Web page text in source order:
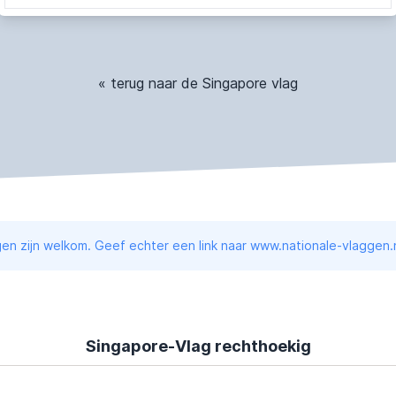
« terug naar de Singapore vlag
zijn welkom. Geef echter een link naar www.nationale-
Singapore-Vlag rechthoekig